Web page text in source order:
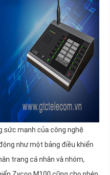
sức mạnh của công nghệ
như một bảng điều khiển
trang cá nhân và nhóm,